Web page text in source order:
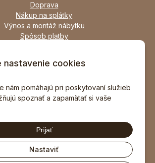
nastavenie cookies
nám pomáhajú pri poskytovaní služieb
spoznať a zapamätať si vaše
Prijať
Nastaviť
Doprava
Nákup na splátky
Výnos a montáž nábytku
Spôsob platby
všetky typy interiérov
DOPORUČIŤ ZNÁMEMU